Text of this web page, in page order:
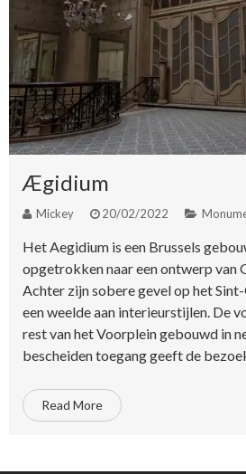
Ægidium
Mickey 20/02/2022
Het Aegidium is een Brussels
opgetrokken naar een ontwerp van
Achter zijn sobere gevel op het
een weelde aan interieurstijlen. De
rest van het Voorplein gebouwd in
bescheiden toegang geeft de
Read More